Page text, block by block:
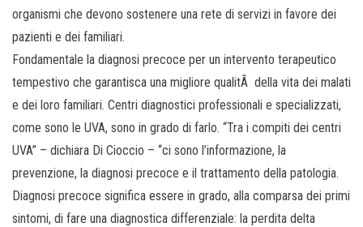
organismi che devono sostenere una rete di servizi in favore dei
pazienti e dei familiari.
Fondamentale la diagnosi precoce per un intervento terapeutico
tempestivo che garantisca una migliore qualitÃ della vita dei malati
e dei loro familiari. Centri diagnostici professionali e specializzati,
come sono le UVA, sono in grado di farlo. “Tra i compiti dei centri
UVA” – dichiara Di Cioccio – “ci sono l’informazione, la
prevenzione, la diagnosi precoce e il trattamento della patologia.
Diagnosi precoce significa essere in grado, alla comparsa dei primi
sintomi, di fare una diagnostica differenziale: la perdita delta